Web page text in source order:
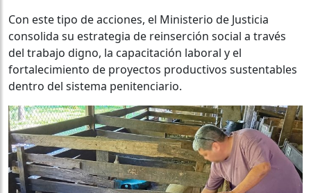
Con este tipo de acciones, el Ministerio de Justicia
consolida su estrategia de reinserción social a través
del trabajo digno, la capacitación laboral y el
fortalecimiento de proyectos productivos sustentables
dentro del sistema penitenciario.